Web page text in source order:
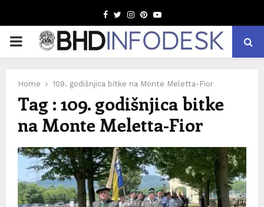
Facebook
TwitterInstagram
Pinterest
Youtube
PRIMARY
Home 109. godišnjica bitke na Monte Meletta-Fior
Tag : 109. godišnjica bitke
na Monte Meletta-Fior